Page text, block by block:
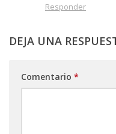
Responder
DEJA UNA
Comentario *